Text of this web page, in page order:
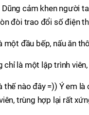
cảm khen người
đòi trao đổi số điện
một đầu bếp, nấu ăn
chỉ là một lập trình
thế nào đây =)) Ý em
trùng hợp lại rất